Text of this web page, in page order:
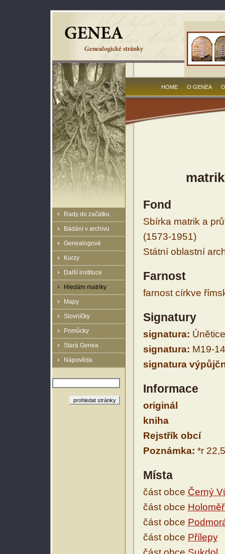
Rady do začátku
Bádání v archivu
Genealogové
Kurzy
Další instituce
Hledám matriky
Mapy
Slovníčky
Pomůcky
Stará Genea
Nápověda
HOME O GENEA
Fond
Sbírka matrik a
(1573-1951)
Státní oblastní
Farnost
farnost církve
Signatury
signatura:
signatura: M19-
signatura
Informace
originál
kniha
Rejstřík obcí
Poznámka: *r
Místa
část obce Černý
část obce
část obce
část obce Přílepy